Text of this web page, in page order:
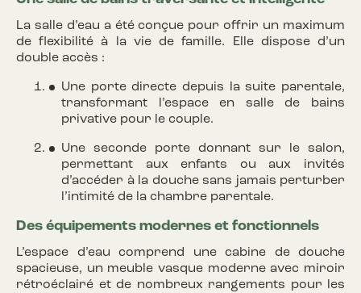
La salle d’eau a été conçue pour offrir un maximum
de flexibilité à la vie de famille. Elle dispose d’un
double accès :
Une porte directe depuis la suite parentale,
transformant l’espace en salle de bains
privative pour le couple.
Une seconde porte donnant sur le salon,
permettant aux enfants ou aux invités
d’accéder à la douche sans jamais perturber
l’intimité de la chambre parentale.
Des équipements modernes et fonctionnels
L’espace d’eau comprend une cabine de douche
spacieuse, un meuble vasque moderne avec miroir
rétroéclairé et de nombreux rangements pour les